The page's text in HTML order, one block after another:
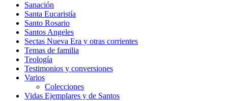
Sanación
Santa Eucaristía
Santo Rosario
Santos Angeles
Sectas Nueva Era y otras corrientes
Temas de familia
Teología
Testimonios y conversiones
Varios
Colecciones
Vidas Ejemplares y de Santos